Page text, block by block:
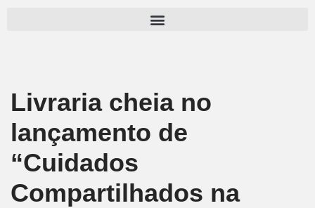
Livraria cheia no
lançamento de
“Cuidados
Compartilhados na